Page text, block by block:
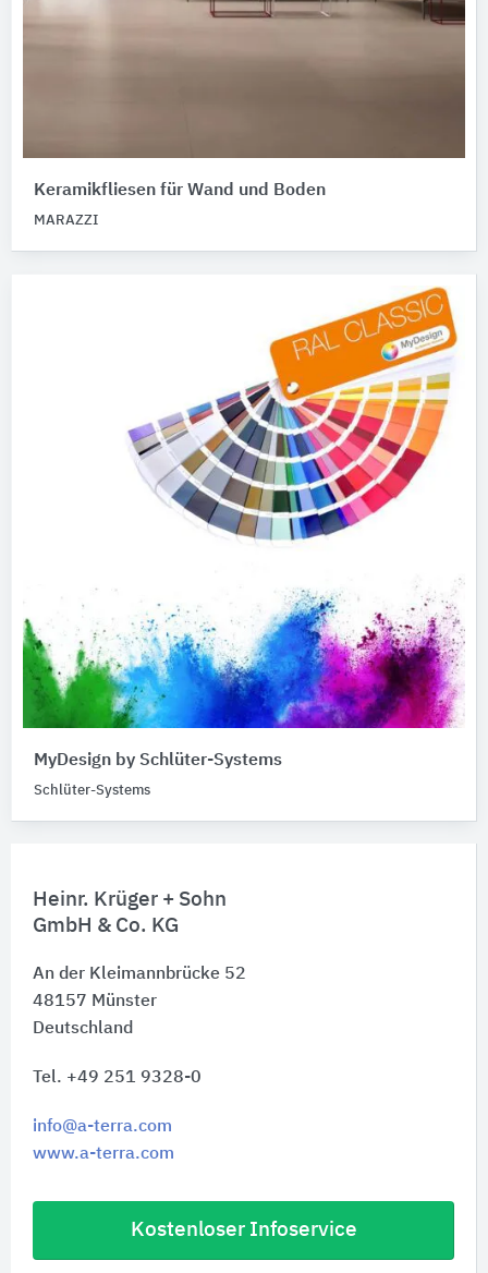
Heinr. Krüger + Sohn
GmbH & Co. KG
An der Kleimannbrücke 52
48157 Münster
Deutschland
Tel. +49 251 9328-0
info@a-terra.com
www.a-terra.com
Kostenloser Infoservice
Keramikfliesen für Wand und Boden
MARAZZI
MyDesign by Schlüter-Systems
Schlüter-Systems